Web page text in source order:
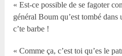
« Est-ce possible de se fagoter
général Boum qu’est tombé
c’te barbe !
« Comme ça, c’est toi qu’es le